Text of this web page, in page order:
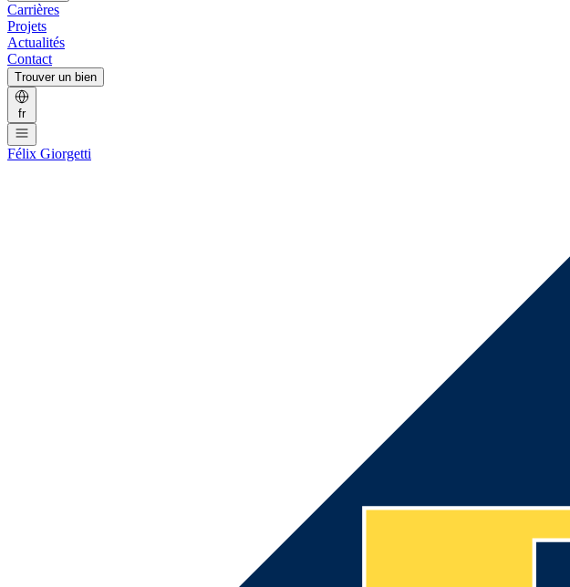
Carrières
Projets
Actualités
Contact
Trouver un bien
fr
Félix Giorgetti